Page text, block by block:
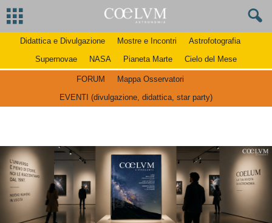
Didattica e Divulgazione Mostre e Incontri
Astrofotografia
Supernovae
NASA Pianeta Marte Cielo del Mese
FORUM
Mappa Osservatori
EVENTI (divulgazione, didattica, star party)